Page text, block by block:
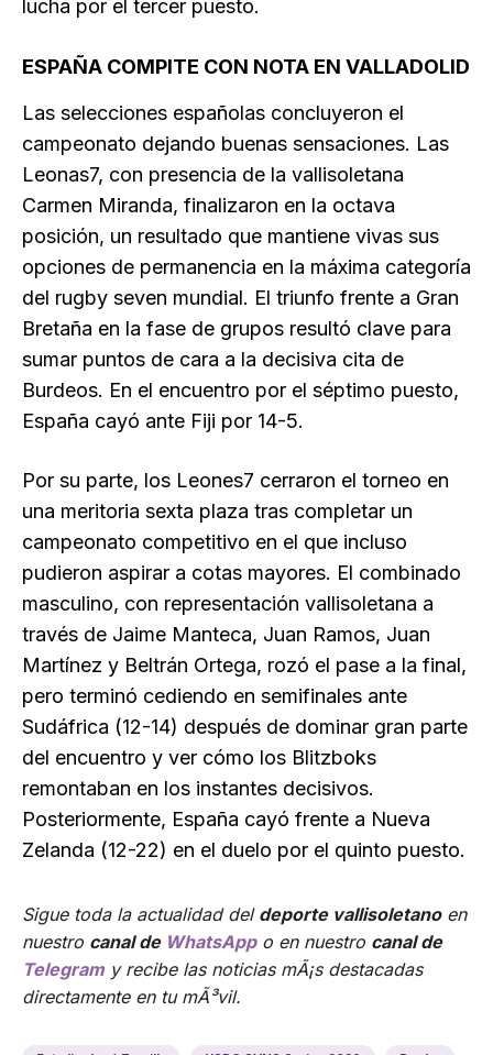
lucha por el tercer puesto.
ESPAÑA COMPITE CON NOTA EN VALLADOLID
Las selecciones españolas concluyeron el
campeonato dejando buenas sensaciones. Las
Leonas7, con presencia de la vallisoletana
Carmen Miranda, finalizaron en la octava
posición, un resultado que mantiene vivas sus
opciones de permanencia en la máxima categoría
del rugby seven mundial. El triunfo frente a Gran
Bretaña en la fase de grupos resultó clave para
sumar puntos de cara a la decisiva cita de
Burdeos. En el encuentro por el séptimo puesto,
España cayó ante Fiji por 14-5.
Por su parte, los Leones7 cerraron el torneo en
una meritoria sexta plaza tras completar un
campeonato competitivo en el que incluso
pudieron aspirar a cotas mayores. El combinado
masculino, con representación vallisoletana a
través de Jaime Manteca, Juan Ramos, Juan
Martínez y Beltrán Ortega, rozó el pase a la final,
pero terminó cediendo en semifinales ante
Sudáfrica (12-14) después de dominar gran parte
del encuentro y ver cómo los Blitzboks
remontaban en los instantes decisivos.
Posteriormente, España cayó frente a Nueva
Zelanda (12-22) en el duelo por el quinto puesto.
Sigue toda la actualidad del deporte vallisoletanoen
nuestro canal de WhatsAppo en nuestro canal de
Telegramy recibe las noticias mÃ¡s destacadas
directamente en tu mÃ³vil.